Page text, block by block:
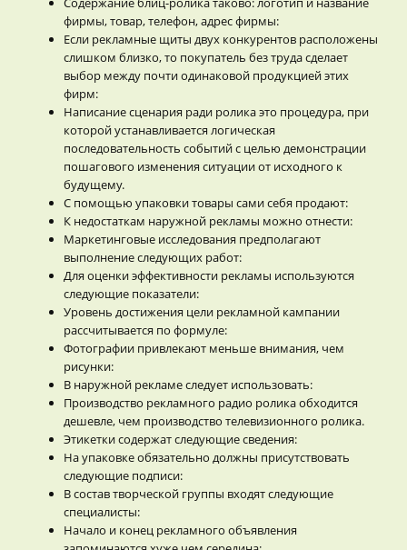
фирмы, товар, телефон, адрес фирмы:
Если рекламные щиты двух конкурентов расположены
слишком близко, то покупатель без труда сделает
выбор между почти одинаковой продукцией этих
фирм:
Написание сценария ради ролика это процедура, при
которой устанавливается логическая
последовательность событий с целью демонстрации
пошагового изменения ситуации от исходного к
будущему.
С помощью упаковки товары сами себя продают:
К недостаткам наружной рекламы можно отнести:
Маркетинговые исследования предполагают
выполнение следующих работ:
Для оценки эффективности рекламы используются
следующие показатели:
Уровень достижения цели рекламной кампании
рассчитывается по формуле:
Фотографии привлекают меньше внимания, чем
рисунки:
В наружной рекламе следует использовать:
Производство рекламного радио ролика обходится
дешевле, чем производство телевизионного ролика.
Этикетки содержат следующие сведения:
На упаковке обязательно должны присутствовать
следующие подписи:
В состав творческой группы входят следующие
специалисты:
Начало и конец рекламного объявления